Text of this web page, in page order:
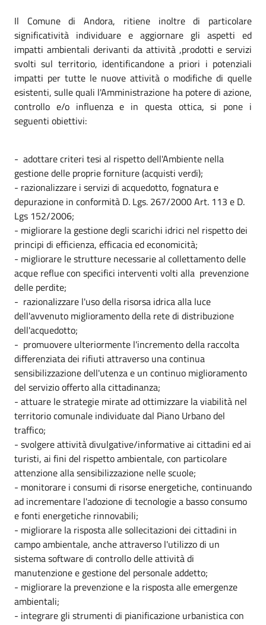
Il Comune di Andora, ritiene inoltre di particolare
significatività individuare e aggiornare gli aspetti ed
impatti ambientali derivanti da attività ,prodotti e servizi
svolti sul territorio, identificandone a priori i potenziali
impatti per tutte le nuove attività o modifiche di quelle
esistenti, sulle quali l'Amministrazione ha potere di azione,
controllo e/o influenza e in questa ottica, si pone i
seguenti obiettivi:
- adottare criteri tesi al rispetto dell'Ambiente nella
gestione delle proprie forniture (acquisti verdi);
- razionalizzare i servizi di acquedotto, fognatura e
depurazione in conformità D. Lgs. 267/2000 Art. 113 e D.
Lgs 152/2006;
- migliorare la gestione degli scarichi idrici nel rispetto dei
principi di efficienza, efficacia ed economicità;
- migliorare le strutture necessarie al collettamento delle
acque reflue con specifici interventi volti alla prevenzione
delle perdite;
- razionalizzare l'uso della risorsa idrica alla luce
dell'avvenuto miglioramento della rete di distribuzione
dell'acquedotto;
- promuovere ulteriormente l'incremento della raccolta
differenziata dei rifiuti attraverso una continua
sensibilizzazione dell'utenza e un continuo miglioramento
del servizio offerto alla cittadinanza;
- attuare le strategie mirate ad ottimizzare la viabilità nel
territorio comunale individuate dal Piano Urbano del
traffico;
- svolgere attività divulgative/informative ai cittadini ed ai
turisti, ai fini del rispetto ambientale, con particolare
attenzione alla sensibilizzazione nelle scuole;
- monitorare i consumi di risorse energetiche, continuando
ad incrementare l'adozione di tecnologie a basso consumo
e fonti energetiche rinnovabili;
- migliorare la risposta alle sollecitazioni dei cittadini in
campo ambientale, anche attraverso l'utilizzo di un
sistema software di controllo delle attività di
manutenzione e gestione del personale addetto;
- migliorare la prevenzione e la risposta alle emergenze
ambientali;
- integrare gli strumenti di pianificazione urbanistica con